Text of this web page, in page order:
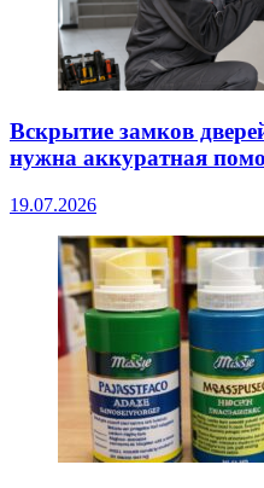
Вскрытие замков
нужна аккуратная
19.07.2026